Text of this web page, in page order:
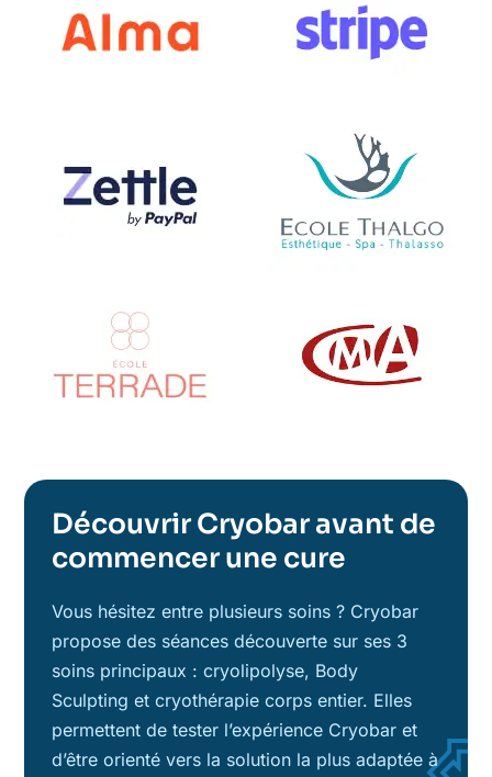
Découvrir Cryobar avant de
commencer une cure
Vous hésitez entre plusieurs soins ? Cryobar
propose des séances découverte sur ses 3
soins principaux : cryolipolyse, Body
Sculpting et cryothérapie corps entier. Elles
permettent de tester l’expérience Cryobar et
d’être orienté vers la solution la plus adaptée à